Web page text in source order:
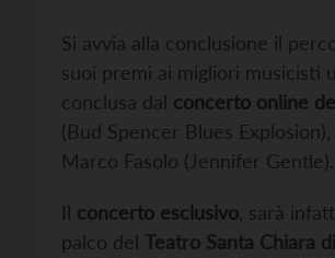
Si avvia alla conclusione il
suoi premi ai migliori musicisti
conclusa dal concerto online
(Bud Spencer Blues
Marco Fasolo (Jennifer Gentle).
Il concerto esclusivo, sarà
palco del Teatro Santa Chiara